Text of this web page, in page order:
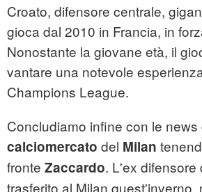
Croato, difensore centrale,
gioca dal 2010 in Francia, in
Nonostante la giovane età, il
vantare una notevole
Champions League.
Concludiamo infine con le news
calciomercato del Milan
fronte Zaccardo. L'ex difensore
trasferito al Milan quest'inverno,